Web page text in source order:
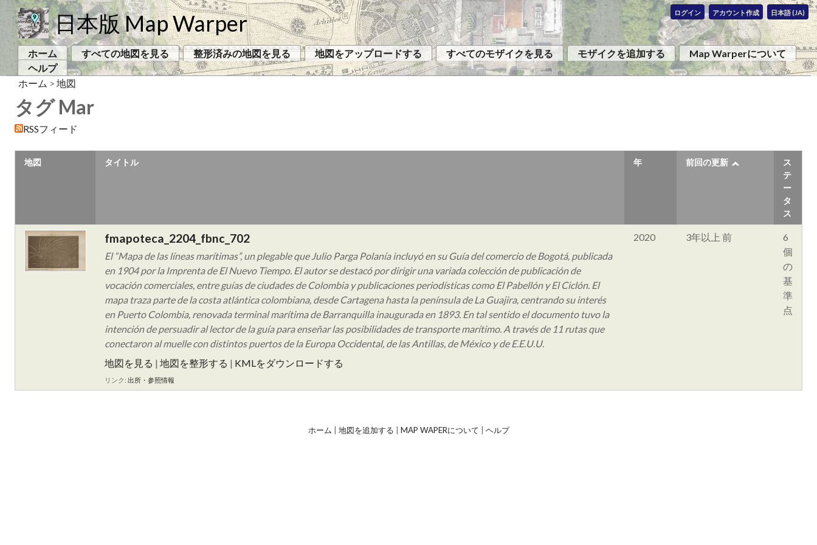
日本版 Map Warper ログイン アカウント作成 日本語 (JA)
ホーム すべての地図を見る 整形済みの地図を見る 地図をアップロードする すべてのモザイクを見る モザイクを追加する
Map Warperについて
ヘルプ
ホーム > 地図
タグ Mar
RSSフィード
地図 タイトル 年 前回の更新
ス
テ
ー
タ
ス
fmapoteca_2204_fbnc_702
El “Mapa de las líneas marítimas”, un plegable que Julio Parga Polanía incluyó en su Guía del comercio de Bogotá, publicada
en 1904 por la Imprenta de El Nuevo Tiempo. El autor se destacó por dirigir una variada colección de publicación de
vocación comerciales, entre guías de ciudades de Colombia y publicaciones periodísticas como El Pabellón y El Ciclón. El
mapa traza parte de la costa atlántica colombiana, desde Cartagena hasta la península de La Guajira, centrando su interés
en Puerto Colombia, renovada terminal marítima de Barranquilla inaugurada en 1893. En tal sentido el documento tuvo la
intención de persuadir al lector de la guía para enseñar las posibilidades de transporte marítimo. A través de 11 rutas que
conectaron al muelle con distintos puertos de la Europa Occidental, de las Antillas, de México y de E.E.U.U.
地図を見る | 地図を整形する | KMLをダウンロードする
リンク: 出所・参照情報
2020 3年以上 前
6
個
の
基
準
点
ホーム 地図を追加する MAP WAPERについて ヘルプ